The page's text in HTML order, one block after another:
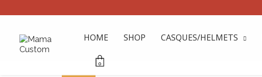
HOME SHOP CASQUES/HELMETS
0